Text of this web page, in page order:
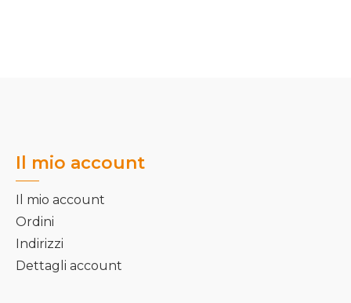
Il mio account
Il mio account
Ordini
Indirizzi
Dettagli account